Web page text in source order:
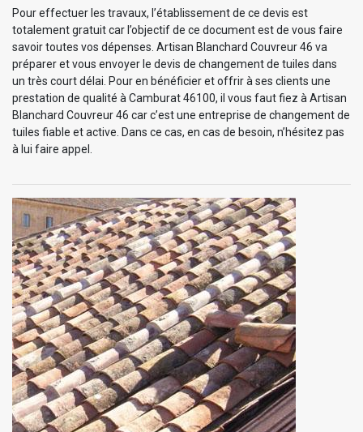
Pour effectuer les travaux, l’établissement de ce devis est
totalement gratuit car l’objectif de ce document est de vous faire
savoir toutes vos dépenses. Artisan Blanchard Couvreur 46 va
préparer et vous envoyer le devis de changement de tuiles dans
un très court délai. Pour en bénéficier et offrir à ses clients une
prestation de qualité à Camburat 46100, il vous faut fiez à Artisan
Blanchard Couvreur 46 car c’est une entreprise de changement de
tuiles fiable et active. Dans ce cas, en cas de besoin, n’hésitez pas
à lui faire appel.